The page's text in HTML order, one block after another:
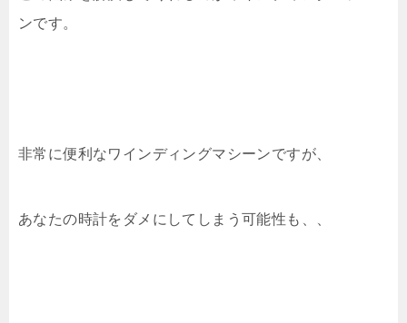
ンです。
非常に便利なワインディングマシーンですが、
あなたの時計をダメにしてしまう可能性も、、